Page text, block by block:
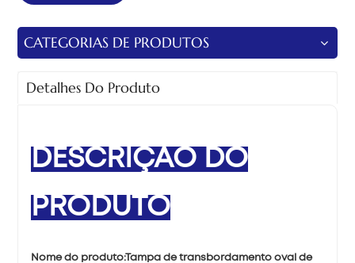
CATEGORIAS DE PRODUTOS
Detalhes Do Produto
DESCRIÇÃO DO
PRODUTO
Nome do produto:Tampa de transbordamento oval de